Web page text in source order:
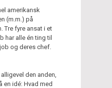
amerikansk
(m.m.) på
Tre fyre ansat i et
har alle én ting til
og deres chef.
den anden,
en idé: Hvad med